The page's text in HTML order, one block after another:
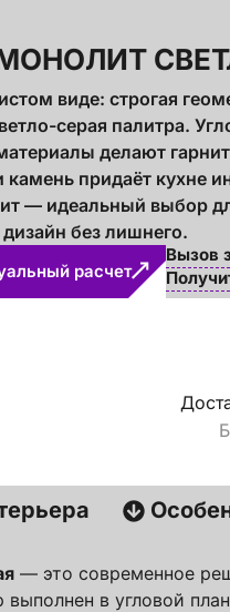
виде: строгая
серая палитра.
делают
придаёт кухне
— идеальный выбор
без лишнего.
расчет
Вызов
— это современное
в угловой
бесплатно